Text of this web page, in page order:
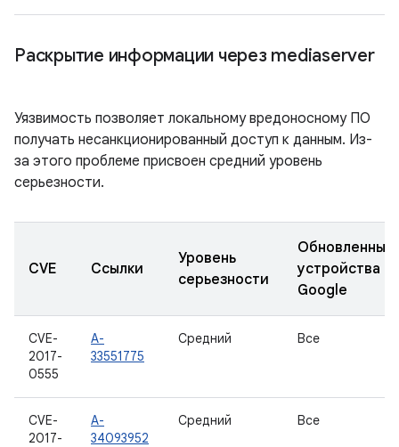
Раскрытие информации через mediaserver
Уязвимость позволяет локальному вредоносному ПО
получать несанкционированный доступ к данным. Из-
за этого проблеме присвоен средний уровень
серьезности.
CVE Ссылки
Уровень
серьезности
Обновленные
устройства
Google
CVE-
2017-
0555
A-
33551775
Средний Все
CVE-
2017-
A-
34093952
Средний Все